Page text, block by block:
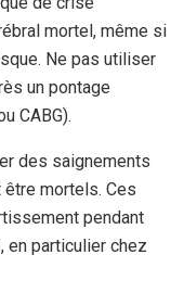
mortel, même si
Ne pas utiliser
un pontage
CABG).
des saignements
mortels. Ces
pendant
en particulier chez